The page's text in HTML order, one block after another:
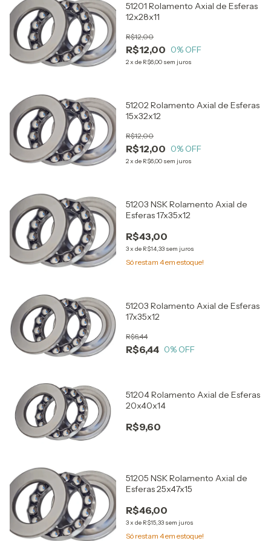
51201 Rolamento Axial de Esferas
12x28x11
R$12,00
R$12,00
0% OFF
2x de R$6,00 sem juros
51202 Rolamento Axial de Esferas
15x32x12
R$12,00
R$12,00
0% OFF
2x de R$6,00 sem juros
51203 NSK Rolamento Axial de
Esferas 17x35x12
R$43,00
3x de R$14,33 sem juros
Só restam 4em estoque!
51203 Rolamento Axial de Esferas
17x35x12
R$6,44
R$6,44
0% OFF
51204 Rolamento Axial de Esferas
20x40x14
R$9,60
51205 NSK Rolamento Axial de
Esferas 25x47x15
R$46,00
3x de R$15,33 sem juros
Só restam 4em estoque!